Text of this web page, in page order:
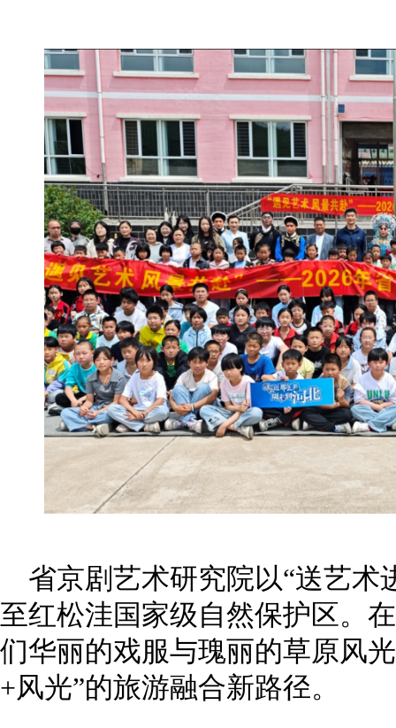
省京剧艺术研究院以“送艺术
至红松洼国家级自然保护区。
们华丽的戏服与瑰丽的草原风
+风光”的旅游融合新路径。